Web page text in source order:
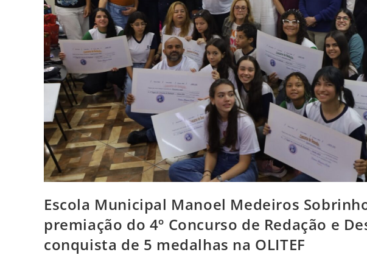
Escola Municipal Manoel Medeiros
premiação do 4º Concurso de Redação e
conquista de 5 medalhas na OLITEF